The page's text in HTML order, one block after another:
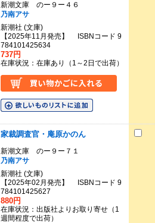
新潮文庫 のー９ー４６
乃南アサ
新潮社 (文庫)
【2025年11月発売】 ISBNコード 9
784101425634
737円
在庫状況：在庫あり（1～2日で出荷）
家裁調査官・庵原かのん
新潮文庫 のー９ー７１
乃南アサ
新潮社 (文庫)
【2025年02月発売】 ISBNコード 9
784101425627
880円
在庫状況：出版社よりお取り寄せ（1
週間程度で出荷）